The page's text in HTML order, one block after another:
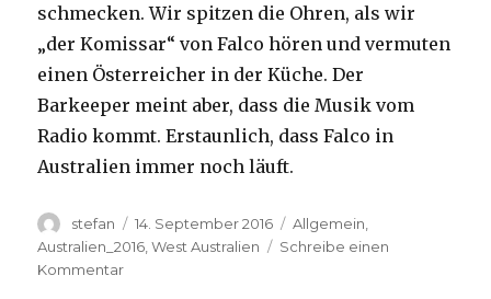
schmecken. Wir spitzen die Ohren, als wir
„der Komissar“ von Falco hören und vermuten
einen Österreicher in der Küche. Der
Barkeeper meint aber, dass die Musik vom
Radio kommt. Erstaunlich, dass Falco in
Australien immer noch läuft.
Autor
stefan
Veröffentlicht
am
14. September 2016 Kategorien
Allgemein
Australien_2016 ,West Australien
Schreibe einen
Kommentarzu